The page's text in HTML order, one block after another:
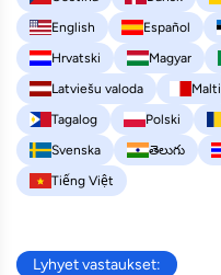
English
Español
Hrvatski
Magyar
Latviešu valoda
Malti
Tagalog
Polski
Svenska
తెలుగు
Tiếng Việt
Lyhyet vastaukset: